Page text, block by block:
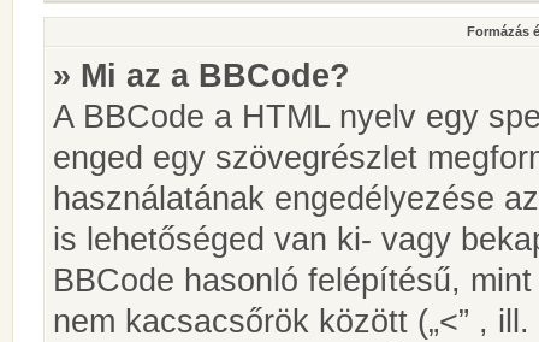
Formázás
» Mi az a BBCode?
A BBCode a HTML nyelv egy
enged egy szövegrészlet
használatának engedélyezése
is lehetőséged van ki- vagy
BBCode hasonló felépítésű,
nem kacsacsőrök között („<” ,